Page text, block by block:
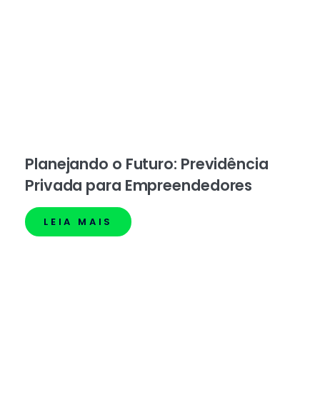
Planejando o Futuro: Previdência
Privada para Empreendedores
LEIA MAIS